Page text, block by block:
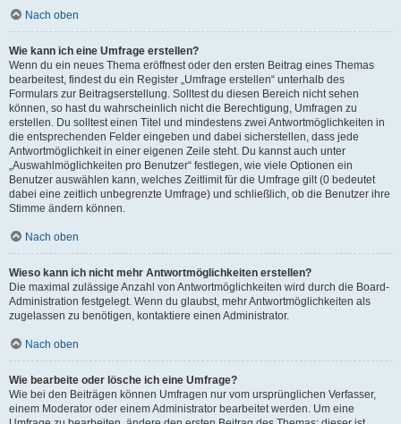
Nach oben
Wie kann ich eine Umfrage erstellen?
Wenn du ein neues Thema eröffnest oder den ersten Beitrag eines Themas
bearbeitest, findest du ein Register „Umfrage erstellen“ unterhalb des
Formulars zur Beitragserstellung. Solltest du diesen Bereich nicht sehen
können, so hast du wahrscheinlich nicht die Berechtigung, Umfragen zu
erstellen. Du solltest einen Titel und mindestens zwei Antwortmöglichkeiten in
die entsprechenden Felder eingeben und dabei sicherstellen, dass jede
Antwortmöglichkeit in einer eigenen Zeile steht. Du kannst auch unter
„Auswahlmöglichkeiten pro Benutzer“ festlegen, wie viele Optionen ein
Benutzer auswählen kann, welches Zeitlimit für die Umfrage gilt (0 bedeutet
dabei eine zeitlich unbegrenzte Umfrage) und schließlich, ob die Benutzer ihre
Stimme ändern können.
Nach oben
Wieso kann ich nicht mehr Antwortmöglichkeiten erstellen?
Die maximal zulässige Anzahl von Antwortmöglichkeiten wird durch die Board-
Administration festgelegt. Wenn du glaubst, mehr Antwortmöglichkeiten als
zugelassen zu benötigen, kontaktiere einen Administrator.
Nach oben
Wie bearbeite oder lösche ich eine Umfrage?
Wie bei den Beiträgen können Umfragen nur vom ursprünglichen Verfasser,
einem Moderator oder einem Administrator bearbeitet werden. Um eine